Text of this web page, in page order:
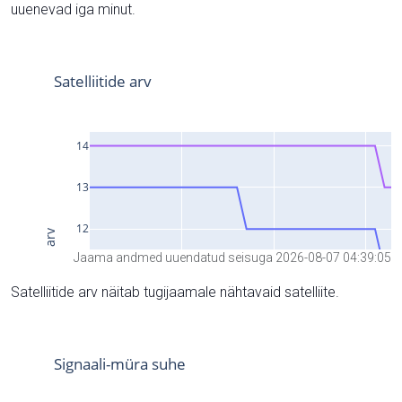
uuenevad iga minut.
Jaama andmed uuendatud seisuga 2026-08-07 04:39:05
Satelliitide arv näitab tugijaamale nähtavaid satelliite.